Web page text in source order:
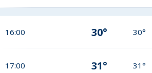
16:00 30° 30°
17:00 31° 31°